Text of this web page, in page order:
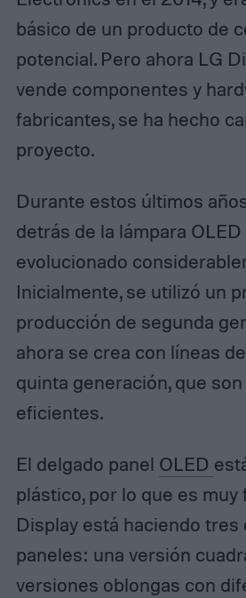
básico de un producto de
potencial. Pero ahora LG
vende componentes y
fabricantes, se ha hecho
proyecto.
Durante estos últimos
detrás de la lámpara OLED
evolucionado
Inicialmente, se utilizó un
producción de segunda
ahora se crea con líneas
quinta generación, que
eficientes.
El delgado panel OLED
plástico, por lo que es muy
Display está haciendo tres
paneles: una versión
versiones oblongas con